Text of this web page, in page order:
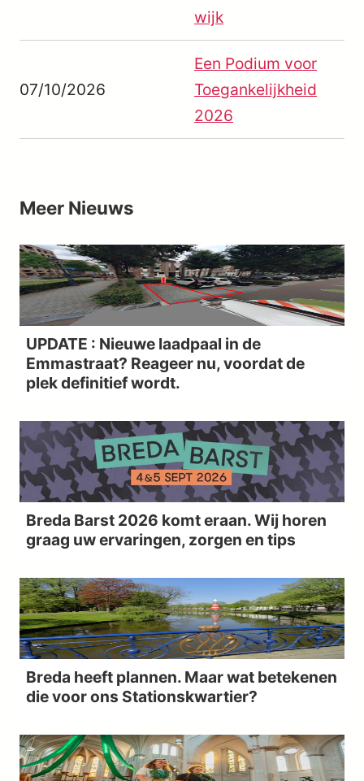
wijk
07/10/2026
Een Podium voor
Toegankelijkheid
2026
Meer Nieuws
UPDATE : Nieuwe laadpaal in de
Emmastraat? Reageer nu, voordat de
plek definitief wordt.
Breda Barst 2026 komt eraan. Wij horen
graag uw ervaringen, zorgen en tips
Breda heeft plannen. Maar wat betekenen
die voor ons Stationskwartier?